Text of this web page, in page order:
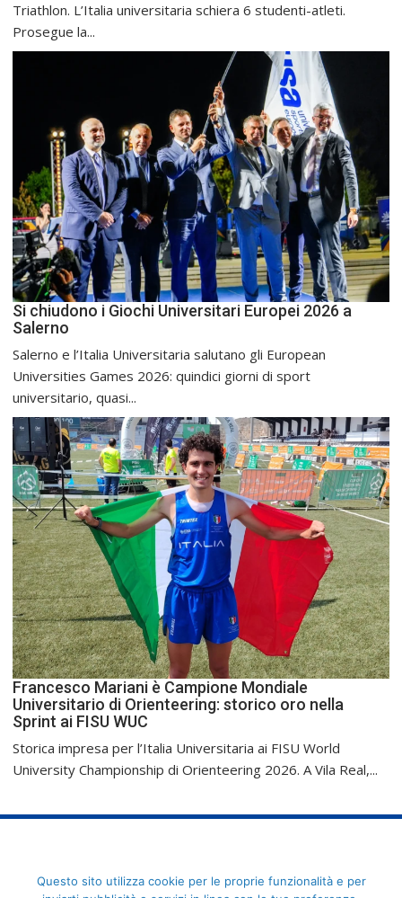
Triathlon. L’Italia universitaria schiera 6 studenti-atleti.
Prosegue la...
Si chiudono i Giochi Universitari Europei 2026 a
Salerno
Salerno e l’Italia Universitaria salutano gli European
Universities Games 2026: quindici giorni di sport
universitario, quasi...
Francesco Mariani è Campione Mondiale
Universitario di Orienteering: storico oro nella
Sprint ai FISU WUC
Storica impresa per l’Italia Universitaria ai FISU World
University Championship di Orienteering 2026. A Vila Real,...
FederCUSI: Federazione Italiana dello Sport Universitario - Via
Questo sito utilizza cookie per le proprie funzionalità e per